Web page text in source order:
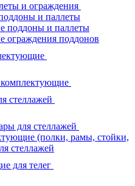
и ограждения
и паллеты
поддоны и паллеты
ограждения поддонов
стеллажей
для стеллажей
(полки, рамы, стойки,
стеллажей
для телег